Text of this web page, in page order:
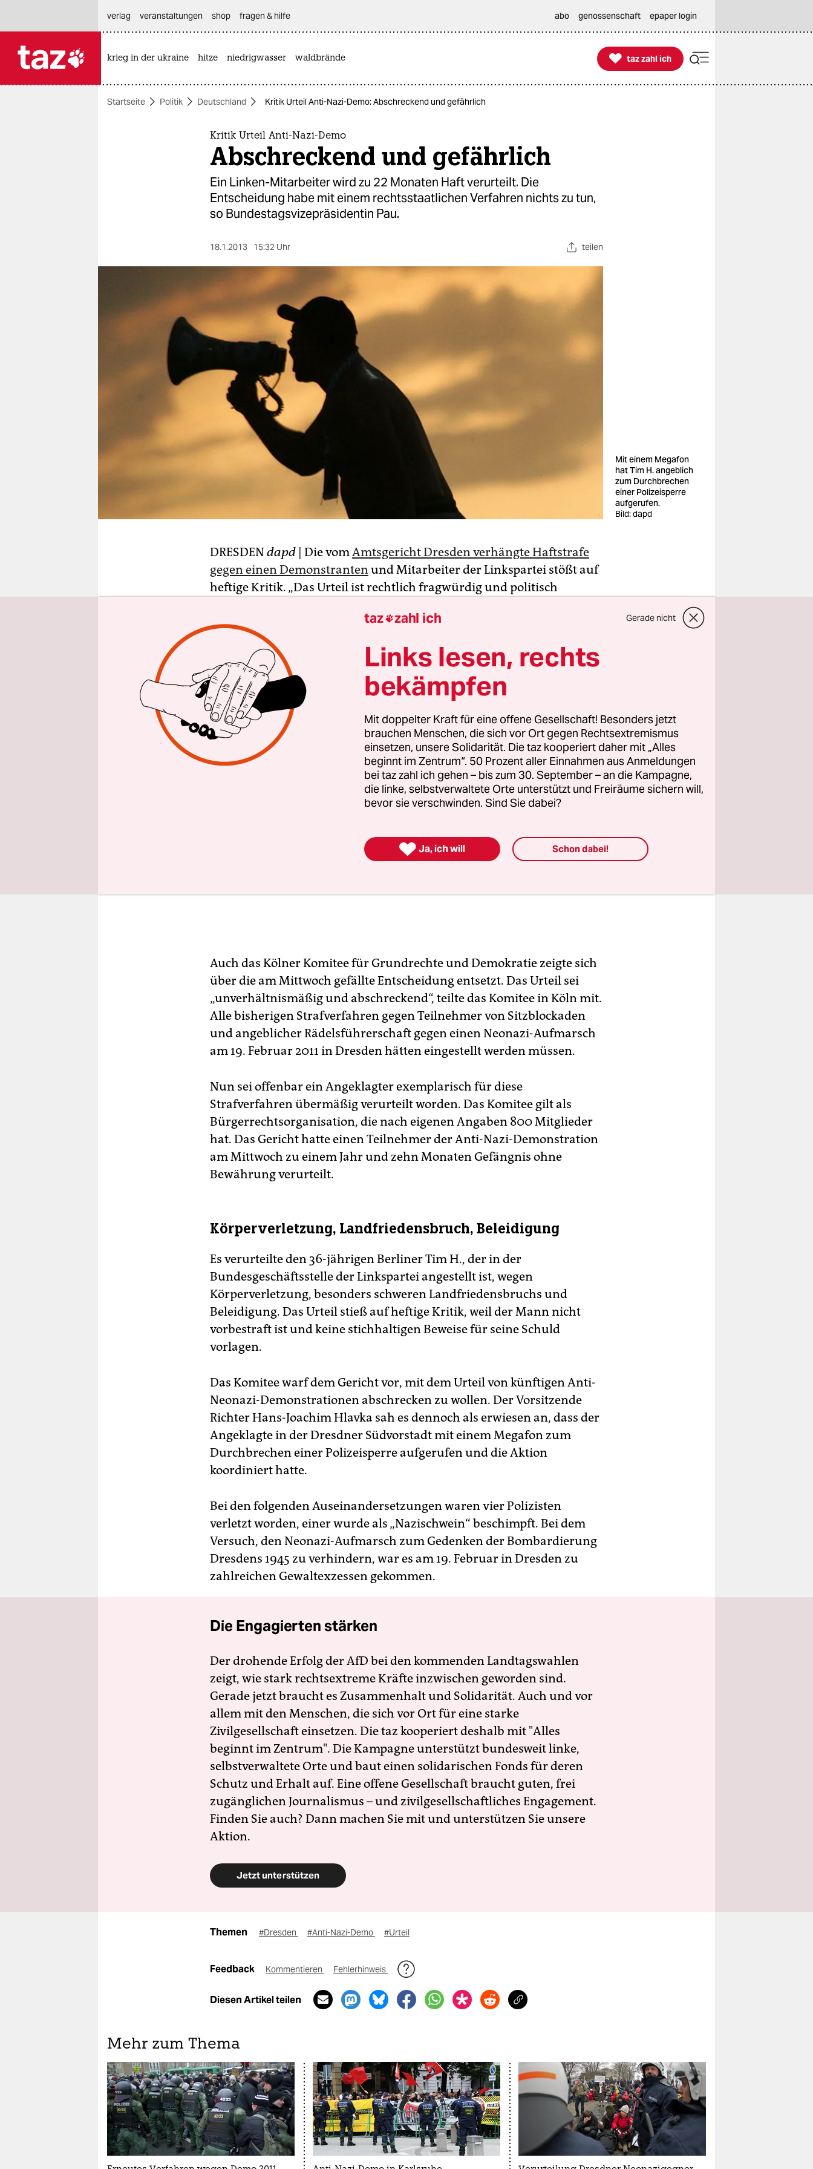
themen
fragen & hilfe
unterstützen
genossenschaft
verlag
veranstaltungen shop fragen & hilfe abo genossenschaft epaper login
krieg in der ukraine hitze niedrigwasser waldbrände 
taz zahl ich
taz zahl ich
Startseite Politik Deutschland Kritik Urteil Anti-Nazi-Demo: Abschreckend und gefährlich
Kritik Urteil Anti-Nazi-Demo
Abschreckend und gefährlich
Ein Linken-Mitarbeiter wird zu 22 Monaten Haft verurteilt. Die
Entscheidung habe mit einem rechtsstaatlichen Verfahren nichts zu tun,
so Bundestagsvizepräsidentin Pau.
18.1.2013 15:32 Uhr teilen
Mit einem Megafon
hat Tim H. angeblich
zum Durchbrechen
einer Polizeisperre
aufgerufen.
Bild: dapd
DRESDEN dapd | Die vomAmtsgericht Dresden verhängte Haftstrafe
gegen einen Demonstrantenund Mitarbeiter der Linkspartei stößt auf
heftige Kritik. „Das Urteil ist rechtlich fragwürdig und politisch
Freitag auf
-Anfrage in Berlin.
Statt etwas zu beweisen, habe das Gericht forsch gemutmaßt.
Gefährlich sei das Urteil, weil offenbar ein Exempel statuiert werden
sollte. Beides habe mit einem rechtsstaatlichen Verfahren nichts zu
tun. Pau ist auch Vizepräsidentin des Bundestages.
Auch das Kölner Komitee für Grundrechte und Demokratie zeigte sich
über die am Mittwoch gefällte Entscheidung entsetzt. Das Urteil sei
„unverhältnismäßig und abschreckend“, teilte das Komitee in Köln mit.
Alle bisherigen Strafverfahren gegen Teilnehmer von Sitzblockaden
und angeblicher Rädelsführerschaft gegen einen Neonazi-Aufmarsch
am 19. Februar 2011 in Dresden hätten eingestellt werden müssen.
Nun sei offenbar ein Angeklagter exemplarisch für diese
Strafverfahren übermäßig verurteilt worden. Das Komitee gilt als
Bürgerrechtsorganisation, die nach eigenen Angaben 800 Mitglieder
hat. Das Gericht hatte einen Teilnehmer der Anti-Nazi-Demonstration
am Mittwoch zu einem Jahr und zehn Monaten Gefängnis ohne
Bewährung verurteilt.
Körperverletzung, Landfriedensbruch, Beleidigung
Es verurteilte den 36-jährigen Berliner Tim H., der in der
Bundesgeschäftsstelle der Linkspartei angestellt ist, wegen
Körperverletzung, besonders schweren Landfriedensbruchs und
Beleidigung. Das Urteil stieß auf heftige Kritik, weil der Mann nicht
vorbestraft ist und keine stichhaltigen Beweise für seine Schuld
vorlagen.
Das Komitee warf dem Gericht vor, mit dem Urteil von künftigen Anti-
Neonazi-Demonstrationen abschrecken zu wollen. Der Vorsitzende
Richter Hans-Joachim Hlavka sah es dennoch als erwiesen an, dass der
Angeklagte in der Dresdner Südvorstadt mit einem Megafon zum
Durchbrechen einer Polizeisperre aufgerufen und die Aktion
koordiniert hatte.
Bei den folgenden Auseinandersetzungen waren vier Polizisten
verletzt worden, einer wurde als „Nazischwein“ beschimpft. Bei dem
Versuch, den Neonazi-Aufmarsch zum Gedenken der Bombardierung
Dresdens 1945 zu verhindern, war es am 19. Februar in Dresden zu
zahlreichen Gewaltexzessen gekommen.
Die Engagierten stärken
Der drohende Erfolg der AfD bei den kommenden Landtagswahlen
zeigt, wie stark rechtsextreme Kräfte inzwischen geworden sind.
Gerade jetzt braucht es Zusammenhalt und Solidarität. Auch und vor
allem mit den Menschen, die sich vor Ort für eine starke
Zivilgesellschaft einsetzen. Die taz kooperiert deshalb mit "Alles
beginnt im Zentrum". Die Kampagne unterstützt bundesweit linke,
selbstverwaltete Orte und baut einen solidarischen Fonds für deren
Schutz und Erhalt auf. Eine offene Gesellschaft braucht guten, frei
zugänglichen Journalismus – und zivilgesellschaftliches Engagement.
Finden Sie auch? Dann machen Sie mit und unterstützen Sie unsere
Aktion.
Jetzt unterstützen
Themen #Dresden #Anti-Nazi-Demo #Urteil
Feedback Kommentieren Fehlerhinweis
Diesen Artikel teilen
Mehr zum Thema
taz zahl ich Gerade nicht
Links lesen, rechts
bekämpfen
Mit doppelter Kraft für eine offene Gesellschaft! Besonders jetzt
brauchen Menschen, die sich vor Ort gegen Rechtsextremismus
einsetzen, unsere Solidarität. Die taz kooperiert daher mit „Alles
beginnt im Zentrum“. 50 Prozent aller Einnahmen aus Anmeldungen
bei taz zahl ich gehen – bis zum 30. September – an die Kampagne,
die linke, selbstverwaltete Orte unterstützt und Freiräume sichern will,
bevor sie verschwinden. Sind Sie dabei?
 Ja, ich will Schon dabei!